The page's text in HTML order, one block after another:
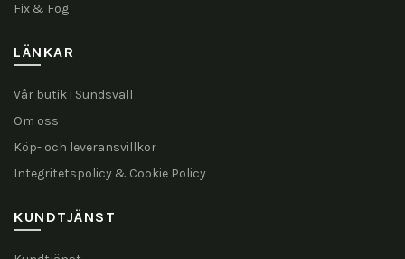
Fix & Fog
LÄNKAR
Vår butik i Sundsvall
Om oss
Köp- och leveransvillkor
Integritetspolicy & Cookie Policy
KUNDTJÄNST